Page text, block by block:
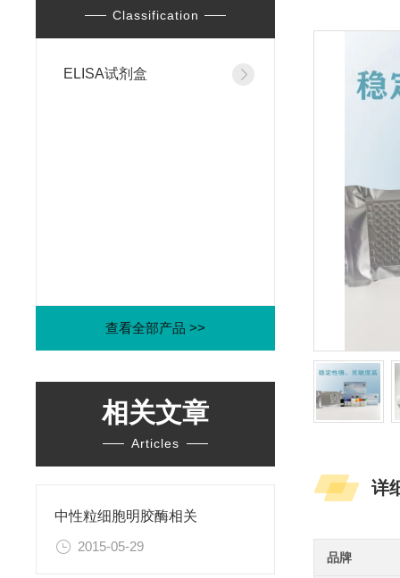
Classification
ELISA试剂盒
查看全部产品 >>
相关文章
Articles
中性粒细胞明胶酶相关
2015-05-29
详
品牌